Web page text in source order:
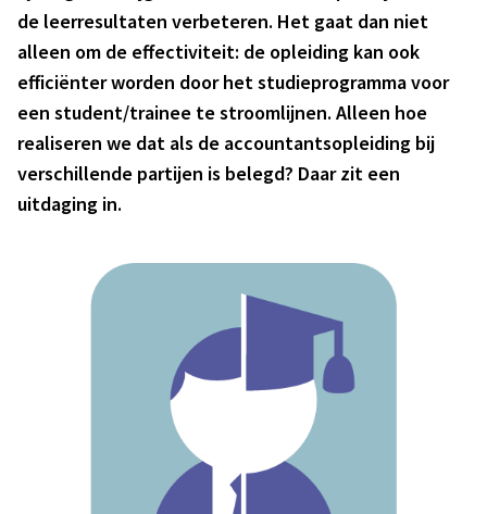
de leerresultaten verbeteren. Het gaat dan niet
alleen om de effectiviteit: de opleiding kan ook
efficiënter worden door het studieprogramma voor
een student/trainee te stroomlijnen. Alleen hoe
realiseren we dat als de accountantsopleiding bij
verschillende partijen is belegd? Daar zit een
uitdaging in.